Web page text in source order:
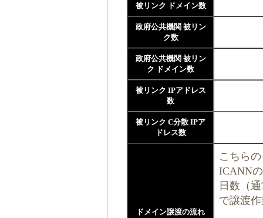
被リンク ドメイン数
政府公共機関 被リン
ク数
政府公共機関 被リン
ク ドメイン数
被リンク IPアドレス
数
被リンク C分散 IPア
ドレス数
ドメイン譲渡の流れ
こちら
ICANN
日数（
で譲渡